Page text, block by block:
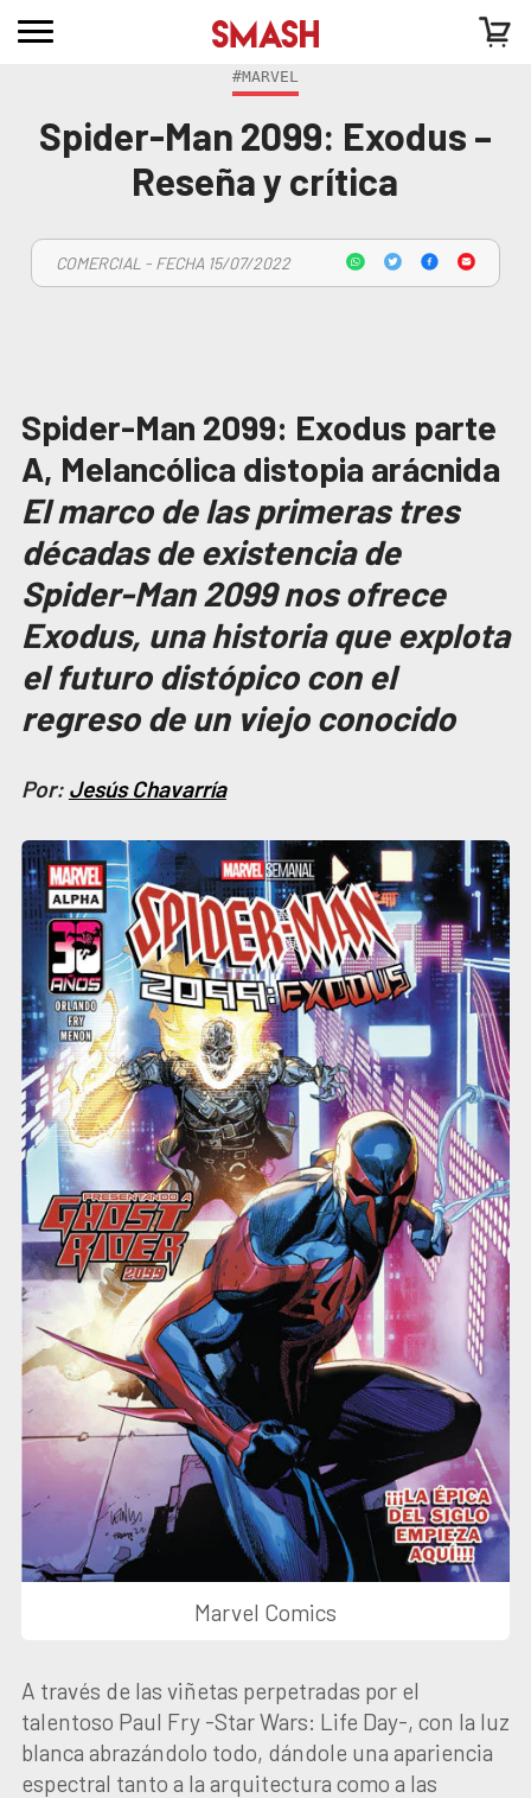
#MARVEL
Spider-Man 2099: Exodus –
Reseña y crítica
COMERCIAL - FECHA 15/07/2022
Spider-Man 2099: Exodus parte
A, Melancólica distopia arácnida
El marco de las primeras tres
décadas de existencia de
Spider-Man 2099 nos ofrece
Exodus, una historia que explota
el futuro distópico con el
regreso de un viejo conocido
Por: Jesús Chavarría
Marvel Comics
A través de las viñetas perpetradas por el
talentoso Paul Fry -Star Wars: Life Day-, con la luz
blanca abrazándolo todo, dándole una apariencia
espectral tanto a la arquitectura como a las